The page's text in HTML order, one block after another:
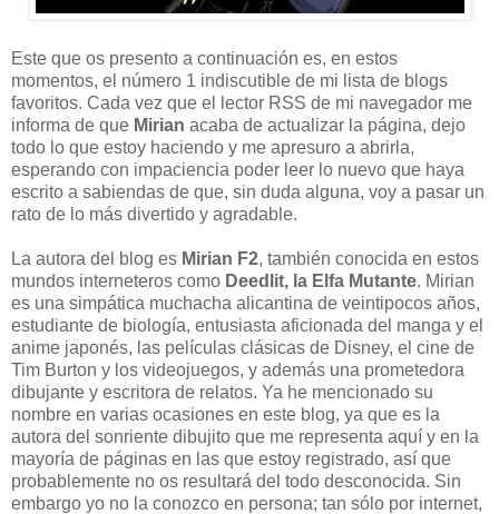
Este que os presento a continuación es, en estos
momentos, el número 1 indiscutible de mi lista de blogs
favoritos. Cada vez que el lector RSS de mi navegador me
informa de que Mirian acaba de actualizar la página, dejo
todo lo que estoy haciendo y me apresuro a abrirla,
esperando con impaciencia poder leer lo nuevo que haya
escrito a sabiendas de que, sin duda alguna, voy a pasar un
rato de lo más divertido y agradable.
La autora del blog es Mirian F2, también conocida en estos
mundos interneteros como Deedlit, la Elfa Mutante. Mirian
es una simpática muchacha alicantina de veintipocos años,
estudiante de biología, entusiasta aficionada del manga y el
anime japonés, las películas clásicas de Disney, el cine de
Tim Burton y los videojuegos, y además una prometedora
dibujante y escritora de relatos. Ya he mencionado su
nombre en varias ocasiones en este blog, ya que es la
autora del sonriente dibujito que me representa aquí y en la
mayoría de páginas en las que estoy registrado, así que
probablemente no os resultará del todo desconocida. Sin
embargo yo no la conozco en persona; tan sólo por internet,